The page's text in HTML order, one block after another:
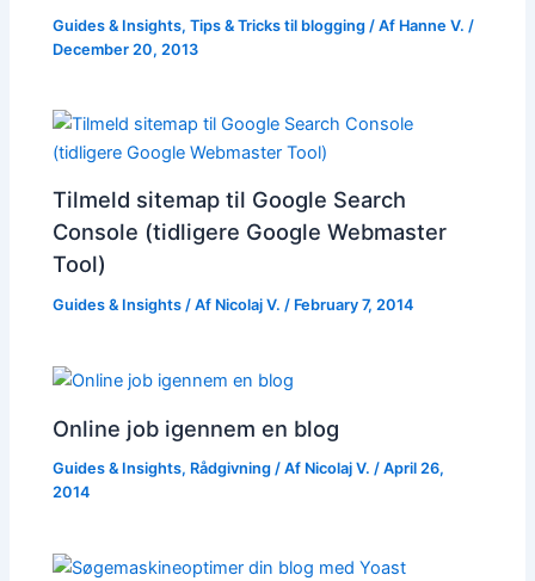
Guides & Insights,Tips & Tricks til blogging / Af Hanne V./
December 20, 2013
Tilmeld sitemap til Google Search
Console (tidligere Google Webmaster
Tool)
Guides & Insights / Af Nicolaj V./ February 7, 2014
Online job igennem en blog
Guides & Insights, Rådgivning / Af Nicolaj V./April 26,
2014